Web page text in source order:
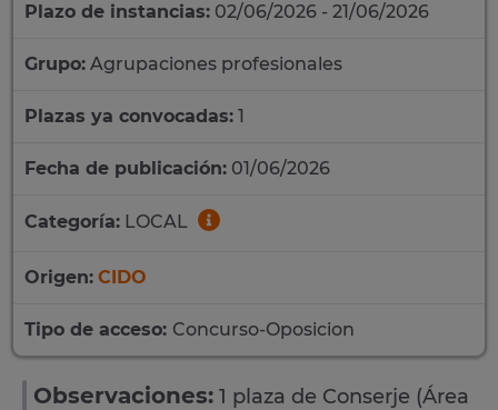
Plazo de instancias: 02/06/2026 - 21/06/2026
Grupo: Agrupaciones profesionales
Plazas ya convocadas: 1
Fecha de publicación: 01/06/2026
Categoría: LOCAL
Origen: CIDO
Tipo de acceso: Concurso-Oposicion
Observaciones: 1 plaza de Conserje (Área